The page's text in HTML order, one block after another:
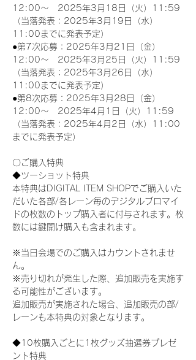
12:00～　2025年3月18日（火）11:59
（当落発表：2025年3月19日（水）
11:00までに発表予定）
●第7次応募：2025年3月21日（金）
12:00～　2025年3月25日（火）11:59
（当落発表：2025年3月26日（水）
11:00までに発表予定）
●第8次応募：2025年3月28日（金）
12:00～　2025年4月1日（火）11:59
（当落発表：2025年4月2日（水）11:00
までに発表予定）
〇ご購入特典
◆ツーショット特典
本特典はDIGITAL ITEM SHOPでご購入いた
だいた各部/各レーン毎のデジタルブロマイ
ドの枚数のトップ購入者に付与されます。枚
数には鍵開け購入も含まれます。
※当日会場でのご購入はカウントされませ
ん。
※売り切れが発生した際、追加販売を実施す
る可能性がございます。
追加販売が実施された場合、追加販売の部/
レーンも本特典の対象となります。
◆10枚購入ごとに1枚グッズ抽選券プレゼ
ント特典